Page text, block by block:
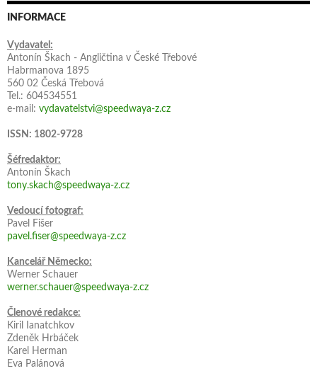
INFORMACE
Vydavatel:
Antonín Škach - Angličtina v České Třebové
Habrmanova 1895
560 02 Česká Třebová
Tel.: 604534551
e-mail: vydavatelstvi@speedwaya-z.cz
ISSN: 1802-9728
Šéfredaktor:
Antonín Škach
tony.skach@speedwaya-z.cz
Vedoucí fotograf:
Pavel Fišer
pavel.fiser@speedwaya-z.cz
Kancelář Německo:
Werner Schauer
werner.schauer@speedwaya-z.cz
Členové redakce:
Kiril Ianatchkov
Zdeněk Hrbáček
Karel Herman
Eva Palánová